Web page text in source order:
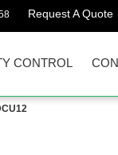
Request A Quote
CONTROL